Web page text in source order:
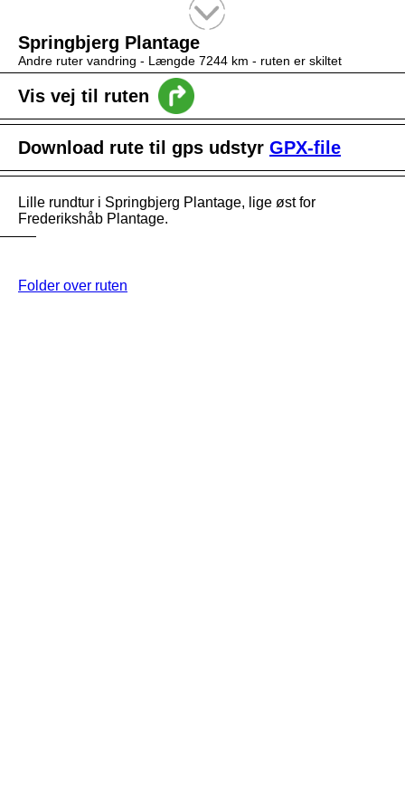
Springbjerg Plantage
Andre ruter vandring - Længde 7244 km - ruten er skiltet
Vis vej til ruten
Download rute til gps udstyr GPX-file
Lille rundtur i Springbjerg Plantage, lige øst for
Frederikshåb Plantage.
Folder over ruten